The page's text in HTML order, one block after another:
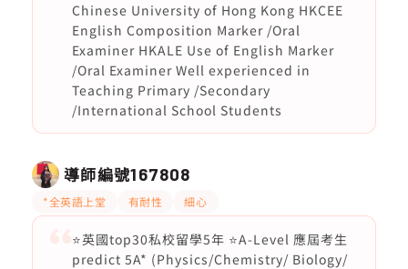
Chinese University of Hong Kong HKCEE
English Composition Marker /Oral
Examiner HKALE Use of English Marker
/Oral Examiner Well experienced in
Teaching Primary /Secondary
/International School Students
導師編號167808
*全英語上堂 有耐性 細心
⭐️英國top30私校留學5年 ⭐️A-Level 應屆考生
predict 5A* (Physics/Chemistry/ Biology/